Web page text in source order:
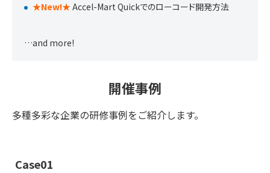
★New!★Accel-Mart Quickでのローコード開発方法
…and more!
開催事例
多種多彩な企業の研修事例をご紹介します。
Case01